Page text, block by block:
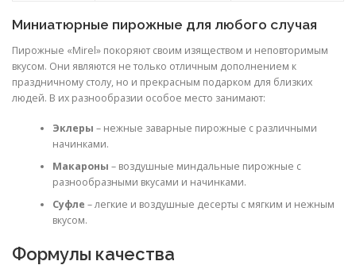
Миниатюрные пирожные для любого случая
Пирожные «Mirel» покоряют своим изяществом и неповторимым
вкусом. Они являются не только отличным дополнением к
праздничному столу, но и прекрасным подарком для близких
людей. В их разнообразии особое место занимают:
Эклеры – нежные заварные пирожные с различными
начинками.
Макароны – воздушные миндальные пирожные с
разнообразными вкусами и начинками.
Суфле – легкие и воздушные десерты с мягким и нежным
вкусом.
Формулы качества